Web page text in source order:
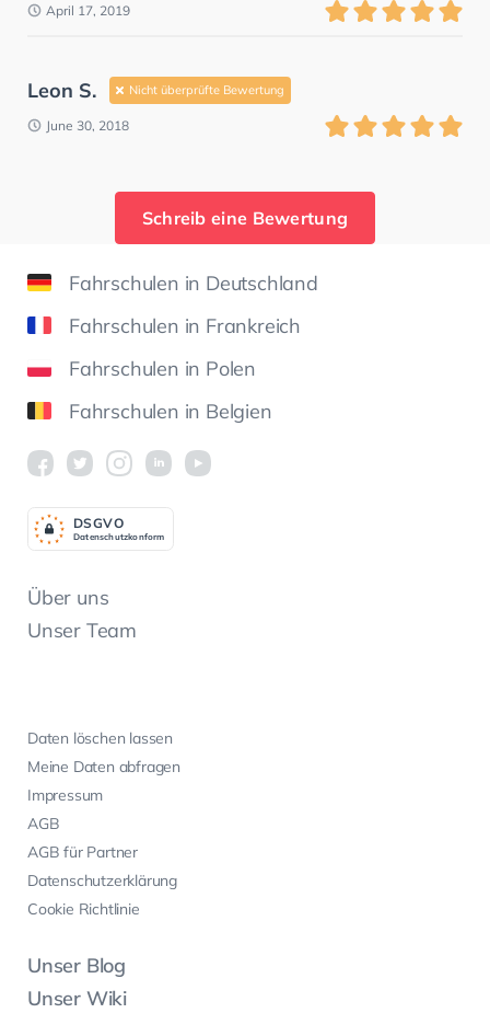
April 17, 2019
Leon S. Nicht überprüfte Bewertung
June 30, 2018
Schreib eine Bewertung
Fahrschulen in Deutschland
Fahrschulen in Frankreich
Fahrschulen in Polen
Fahrschulen in Belgien
Über uns
Unser Team
Daten löschen lassen
Meine Daten abfragen
Impressum
AGB
AGB für Partner
Datenschutzerklärung
Cookie Richtlinie
Unser Blog
Unser Wiki
Datenschutzkonform
DSGVO